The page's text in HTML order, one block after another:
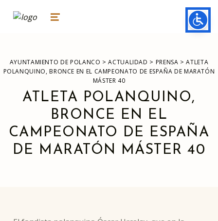
ayuntamiento de polanco
AYUNTAMIENTO DE POLANCO MENU
AYUNTAMIENTO DE POLANCO >ACTUALIDAD > PRENSA >ATLETA
POLANQUINO, BRONCE EN EL CAMPEONATO DE ESPAÑA DE MARATÓN
MÁSTER 40
ATLETA POLANQUINO,
BRONCE EN EL
CAMPEONATO DE ESPAÑA
DE MARATÓN MÁSTER 40